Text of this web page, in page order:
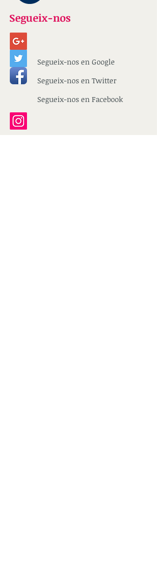
Segueix-nos
Segueix-nos en Google
Segueix-nos en Twitter
Segueix-nos en Facebook